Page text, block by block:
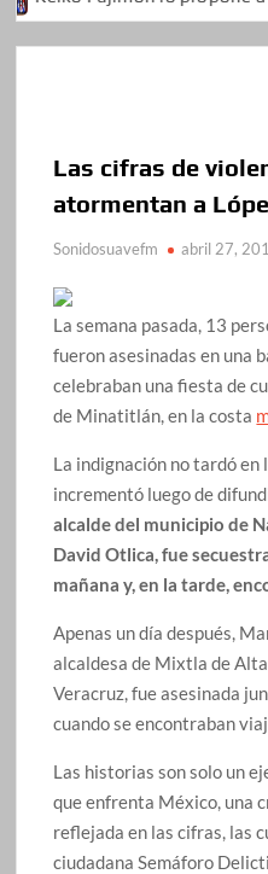
Las cifras de
atormentan a
Sonidosuavefm abril 27,
La semana pasada, 13
fueron asesinadas en una
celebraban una fiesta de
de Minatitlán, en la costa
La indignación no tardó en
incrementó luego de
alcalde del municipio de
David Otlica, fue
mañana y, en la tarde,
Apenas un día después,
alcaldesa de Mixtla de
Veracruz, fue asesinada
cuando se encontraban
Las historias son solo un
que enfrenta México, una
reflejada en las cifras, las
ciudadana Semáforo